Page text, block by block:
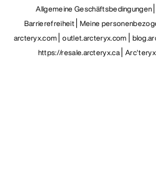
Allgemeine Geschäftsbedingungen
Barrierefreiheit Meine
arcteryx.com outlet.arcteryx.com
https://resale.arcteryx.ca Arc'teryx